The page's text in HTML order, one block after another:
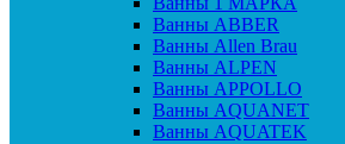
Ванны ABBER
Ванны Allen Brau
Ванны ALPEN
Ванны APPOLLO
Ванны AQUANET
Ванны AQUATEK